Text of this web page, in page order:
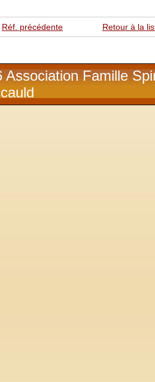
Réf. précédente Retour à la
Association Famille